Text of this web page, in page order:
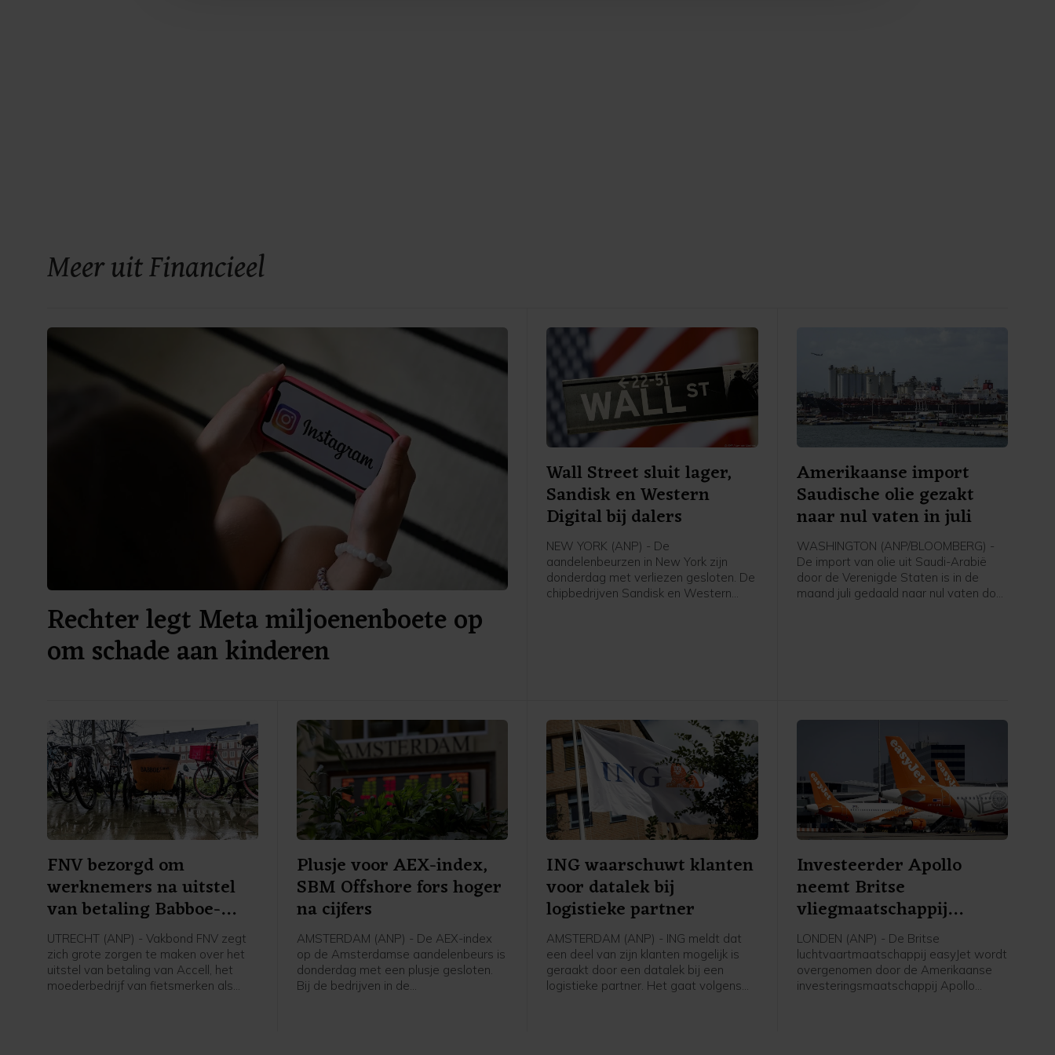
Meer uit Financieel
Rechter legt Meta miljoenenboete op
om schade aan kinderen
Wall Street sluit lager,
Sandisk en Western
Digital bij dalers
NEW YORK (ANP) - De
aandelenbeurzen in New York zijn
donderdag met verliezen gesloten. De
chipbedrijven Sandisk en Western
buiten komt.
Amerikaanse import
Saudische olie gezakt
naar nul vaten in juli
WASHINGTON (ANP/BLOOMBERG) -
De import van olie uit Saudi-Arabië
door de Verenigde Staten is in de
maand juli gedaald naar nul vaten door
enkel vat Saudische olie is
geïmporteerd in de VS.
FNV bezorgd om
werknemers na uitstel
van betaling Babboe-
moeder
UTRECHT (ANP) - Vakbond FNV zegt
zich grote zorgen te maken over het
uitstel van betaling van Accell, het
moederbedrijf van fietsmerken als
Plusje voor AEX-index,
SBM Offshore fors hoger
na cijfers
AMSTERDAM (ANP) - De AEX-index
op de Amsterdamse aandelenbeurs is
donderdag met een plusje gesloten.
Bij de bedrijven in de
ING waarschuwt klanten
voor datalek bij
logistieke partner
AMSTERDAM (ANP) - ING meldt dat
een deel van zijn klanten mogelijk is
geraakt door een datalek bij een
logistieke partner. Het gaat volgens
Investeerder Apollo
neemt Britse
vliegmaatschappij
easyJet over
LONDEN (ANP) - De Britse
luchtvaartmaatschappij easyJet wordt
overgenomen door de Amerikaanse
investeringsmaatschappij Apollo